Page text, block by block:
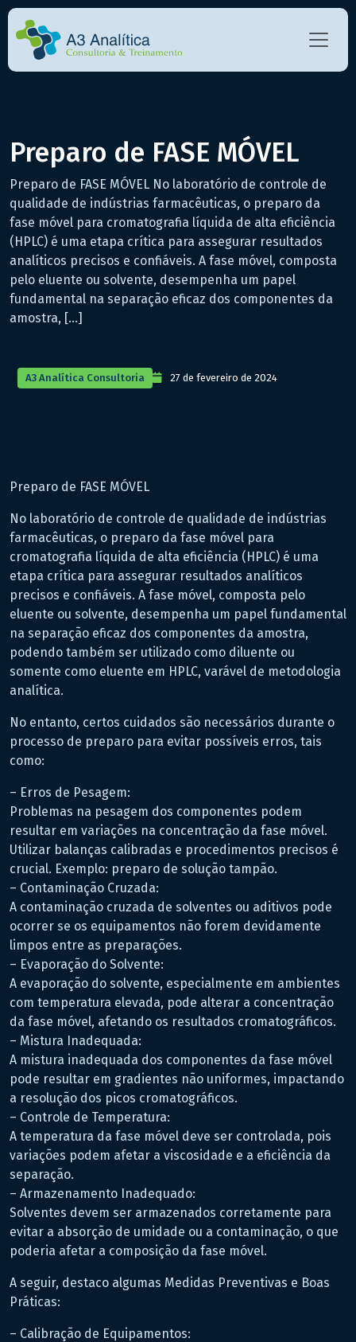
Preparo de FASE MÓVEL
Preparo de FASE MÓVEL No laboratório de controle de
qualidade de indústrias farmacêuticas, o preparo da
fase móvel para cromatografia líquida de alta eficiência
(HPLC) é uma etapa crítica para assegurar resultados
analíticos precisos e confiáveis. A fase móvel, composta
pelo eluente ou solvente, desempenha um papel
fundamental na separação eficaz dos componentes da
amostra, […]
A3 Analítica Consultoria 27 de fevereiro de 2024
Preparo de FASE MÓVEL
No laboratório de controle de qualidade de indústrias
farmacêuticas, o preparo da fase móvel para
cromatografia líquida de alta eficiência (HPLC) é uma
etapa crítica para assegurar resultados analíticos
precisos e confiáveis. A fase móvel, composta pelo
eluente ou solvente, desempenha um papel fundamental
na separação eficaz dos componentes da amostra,
podendo também ser utilizado como diluente ou
somente como eluente em HPLC, varável de metodologia
analítica.
No entanto, certos cuidados são necessários durante o
processo de preparo para evitar possíveis erros, tais
como:
– Erros de Pesagem:
Problemas na pesagem dos componentes podem
resultar em variações na concentração da fase móvel.
Utilizar balanças calibradas e procedimentos precisos é
crucial. Exemplo: preparo de solução tampão.
– Contaminação Cruzada:
A contaminação cruzada de solventes ou aditivos pode
ocorrer se os equipamentos não forem devidamente
limpos entre as preparações.
– Evaporação do Solvente:
A evaporação do solvente, especialmente em ambientes
com temperatura elevada, pode alterar a concentração
da fase móvel, afetando os resultados cromatográficos.
– Mistura Inadequada:
A mistura inadequada dos componentes da fase móvel
pode resultar em gradientes não uniformes, impactando
a resolução dos picos cromatográficos.
– Controle de Temperatura:
A temperatura da fase móvel deve ser controlada, pois
variações podem afetar a viscosidade e a eficiência da
separação.
– Armazenamento Inadequado:
Solventes devem ser armazenados corretamente para
evitar a absorção de umidade ou a contaminação, o que
poderia afetar a composição da fase móvel.
A seguir, destaco algumas Medidas Preventivas e Boas
Práticas:
– Calibração de Equipamentos: